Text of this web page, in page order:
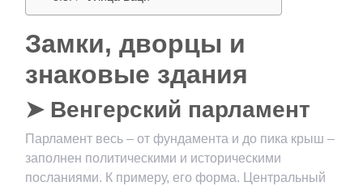
Замки, дворцы и
знаковые здания
➤ Венгерский парламент
Парламент весь – от фундамента и до пика крыш –
заполнен политическими и историческими
посланиями. К примеру, его форма. Центральный